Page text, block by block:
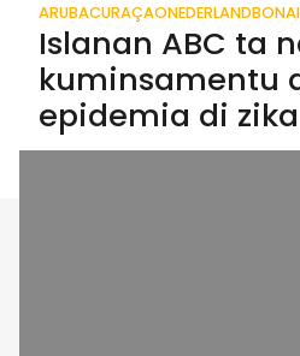
ARUBACURAÇAONEDERLAND
Islanan ABC ta
kuminsamentu
epidemia di zika